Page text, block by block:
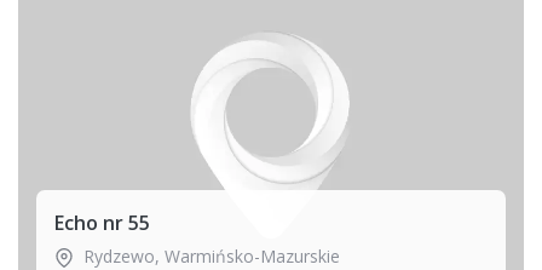
Echo nr 55
Rydzewo, Warmińsko-Mazurskie